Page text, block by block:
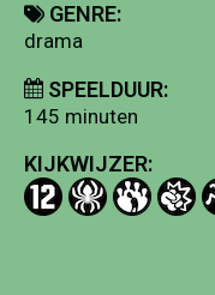
GENRE:
drama
SPEELDUUR:
145 minuten
KIJKWIJZER: